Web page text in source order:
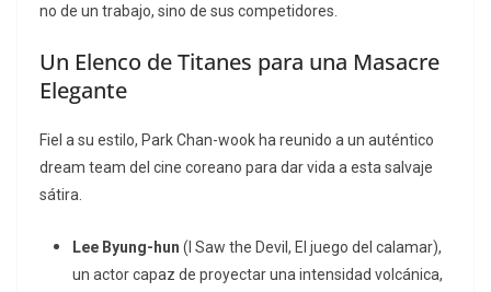
no de un trabajo, sino de sus competidores.
Un Elenco de Titanes para una Masacre
Elegante
Fiel a su estilo, Park Chan-wook ha reunido a un auténtico
dream team del cine coreano para dar vida a esta salvaje
sátira.
Lee Byung-hun ( I Saw the Devil , El juego del calamar),
un actor capaz de proyectar una intensidad volcánica,